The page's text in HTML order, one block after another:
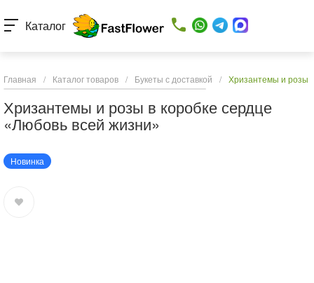
Каталог
Главная / Каталог товаров / Букеты с доставкой / Хризантемы и розы
Хризантемы и розы в коробке сердце
«Любовь всей жизни»
Новинка